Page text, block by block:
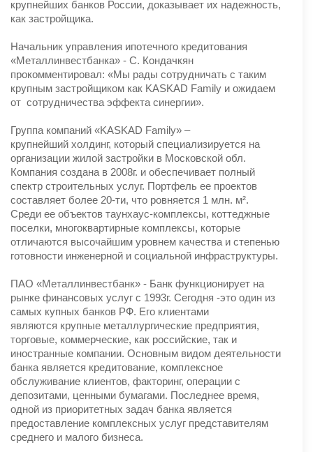
крупнейших банков России, доказывает их надежность,
как застройщика.
Начальник управления ипотечного кредитования
«Металлинвестбанка» - С. Кондачкян
прокомментировал: «Мы рады сотрудничать с таким
крупным застройщиком как KASKAD Family и ожидаем
от сотрудничества эффекта синергии».
Группа компаний «KASKAD Family» –
крупнейший холдинг, который специализируется на
организации жилой застройки в Московской обл.
Компания создана в 2008г. и обеспечивает полный
спектр строительных услуг. Портфель ее проектов
составляет более 20-ти, что ровняется 1 млн. м².
Среди ее объектов таунхаус-комплексы, коттеджные
поселки, многоквартирные комплексы, которые
отличаются высочайшим уровнем качества и степенью
готовности инженерной и социальной инфраструктуры.
ПАО «Металлинвестбанк» - Банк функционирует на
рынке финансовых услуг с 1993г. Сегодня -это один из
самых купных банков РФ. Его клиентами
являются крупные металлургические предприятия,
торговые, коммерческие, как российские, так и
иностранные компании. Основным видом деятельности
банка является кредитование, комплексное
обслуживание клиентов, факторинг, операции с
депозитами, ценными бумагами. Последнее время,
одной из приоритетных задач банка является
предоставление комплексных услуг представителям
среднего и малого бизнеса.